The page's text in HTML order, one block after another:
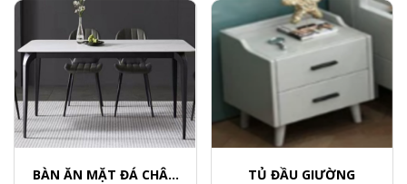
BÀN ĂN MẶT ĐÁ CHÂN
TỦ ĐẦU GIƯỜNG